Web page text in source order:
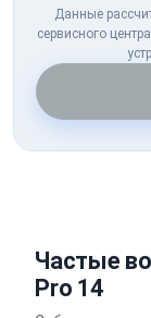
Данные
сервисного
Частые
Pro 14